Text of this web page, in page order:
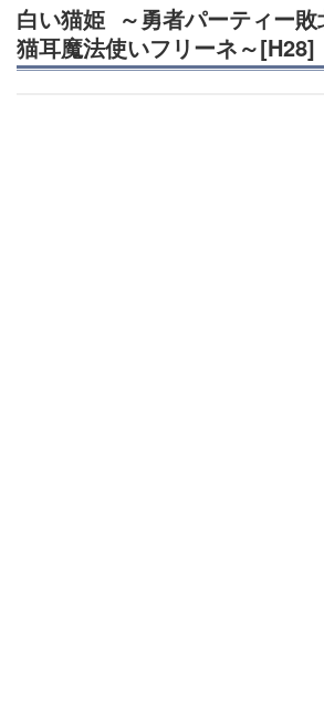
白い猫姫  ～勇者パーティー
猫耳魔法使いフリーネ～[H28]